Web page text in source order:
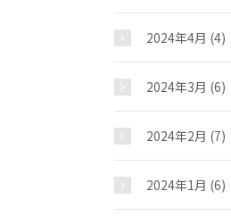
2024年4月 (4)
2024年3月 (6)
2024年2月 (7)
2024年1月 (6)